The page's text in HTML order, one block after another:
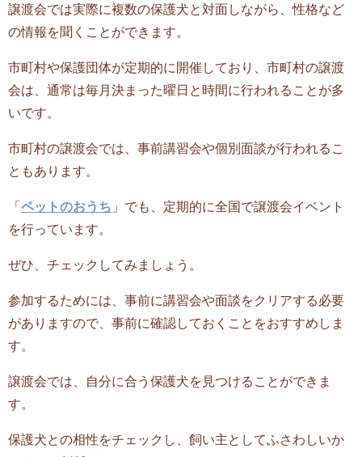
譲渡会では実際に複数の保護犬と対面しながら、性格など
の情報を聞くことができます。
市町村や保護団体が定期的に開催しており、市町村の譲渡
会は、通常は毎月決まった曜日と時間に行われることが多
いです。
市町村の譲渡会では、事前講習会や個別面談が行われるこ
ともあります。
「 ペットのおうち 」でも、定期的に全国で譲渡会イベント
を行っています。
ぜひ、チェックしてみましょう。
参加するためには、事前に講習会や面談をクリアする必要
がありますので、事前に確認しておくことをおすすめしま
す。
譲渡会では、自分に合う保護犬を見つけることができま
す。
保護犬との相性をチェックし、飼い主としてふさわしいか